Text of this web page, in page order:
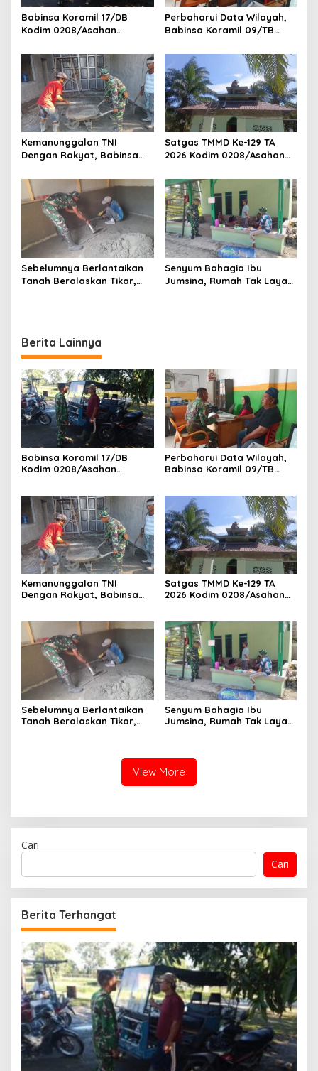
Babinsa Koramil 17/DB
Kodim 0208/Asahan
Bersama Dengan Abang
Becak
Perbaharui Data Wilayah,
Babinsa Koramil 09/TB
Pul Data Ter Di Kantor
Kelurahan
Kemanunggalan TNI
Dengan Rakyat, Babinsa
0208/Asahan Bantu (Cor)
Bangun Rumah Warga
Satgas TMMD Ke-129 TA
2026 Kodim 0208/Asahan
Mushollah Al Maghribi yang
Mulai Rapuh
Sebelumnya Berlantaikan
Tanah Beralaskan Tikar,
Senyum Bahagia Ibu
Jumsina, Rumah Tak Layak
Berita Lainnya
Babinsa Koramil 17/DB
Kodim 0208/Asahan
Becak
Perbaharui Data Wilayah,
Babinsa Koramil 09/TB
Kelurahan
Kemanunggalan TNI
Dengan Rakyat, Babinsa
Bangun Rumah Warga
Satgas TMMD Ke-129 TA
2026 Kodim 0208/Asahan
Mulai Rapuh
Sebelumnya Berlantaikan
Tanah Beralaskan Tikar,
Senyum Bahagia Ibu
Jumsina, Rumah Tak Layak
0208/Asahan
View More
Cari
Cari
Berita Terhangat